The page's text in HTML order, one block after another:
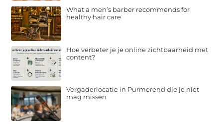
What a men’s barber recommends for
healthy hair care
Hoe verbeter je je online zichtbaarheid met
content?
Vergaderlocatie in Purmerend die je niet
mag missen